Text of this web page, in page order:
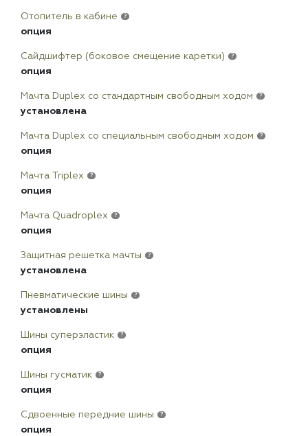
Отопитель в кабине ?
опция
Сайдшифтер (боковое смещение каретки) ?
опция
Мачта Duplex сo стандартным свободным ходом ?
установлена
Мачта Duplex со специальным свободным ходом ?
опция
Мачта Triplex ?
опция
Мачта Quadroplex ?
опция
Защитная решетка мачты ?
установлена
Пневматические шины ?
установлены
Шины суперэластик ?
опция
Шины гусматик ?
опция
Сдвоенные передние шины ?
опция